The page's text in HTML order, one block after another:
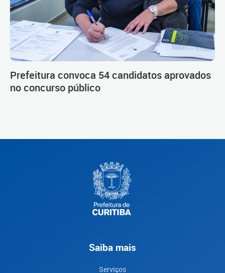
Prefeitura convoca 54 candidatos aprovados
no concurso público
Saiba mais
Serviços